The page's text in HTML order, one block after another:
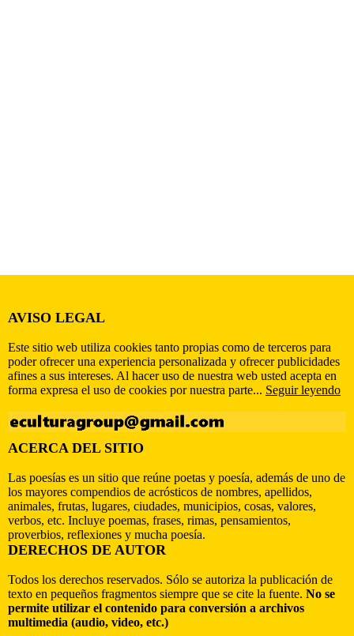
AVISO LEGAL
Este sitio web utiliza cookies tanto propias como de terceros para
poder ofrecer una experiencia personalizada y ofrecer publicidades
afines a sus intereses. Al hacer uso de nuestra web usted acepta en
forma expresa el uso de cookies por nuestra parte... Seguir leyendo
ACERCA DEL SITIO
Las poesías es un sitio que reúne poetas y poesía, además de uno de
los mayores compendios de acrósticos de nombres, apellidos,
animales, frutas, lugares, ciudades, municipios, cosas, valores,
verbos, etc. Incluye poemas, frases, rimas, pensamientos,
proverbios, reflexiones y mucha poesía.
DERECHOS DE AUTOR
Todos los derechos reservados. Sólo se autoriza la publicación de
texto en pequeños fragmentos siempre que se cite la fuente. No se
permite utilizar el contenido para conversión a archivos
multimedia (audio, video, etc.)